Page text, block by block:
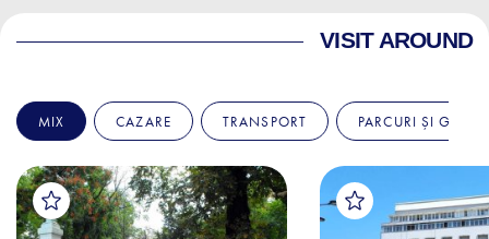
VISIT AROUND
MIX CAZARE TRANSPORT PARCURI ȘI